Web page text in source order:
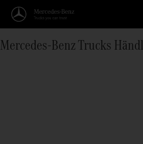
Mercedes‑Benz Trucks